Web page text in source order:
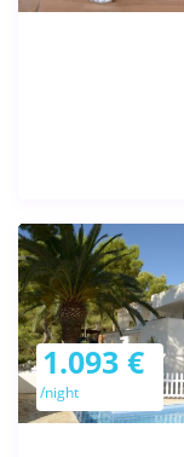
1.093 €
/night